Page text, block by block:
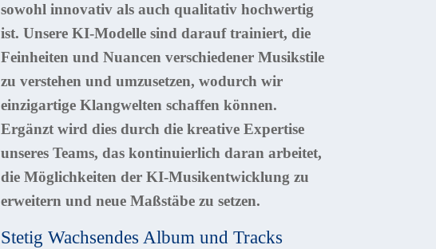
sowohl innovativ als auch qualitativ hochwertig
ist. Unsere KI-Modelle sind darauf trainiert, die
Feinheiten und Nuancen verschiedener Musikstile
zu verstehen und umzusetzen, wodurch wir
einzigartige Klangwelten schaffen können.
Ergänzt wird dies durch die kreative Expertise
unseres Teams, das kontinuierlich daran arbeitet,
die Möglichkeiten der KI-Musikentwicklung zu
erweitern und neue Maßstäbe zu setzen.
Stetig Wachsendes Album und Tracks